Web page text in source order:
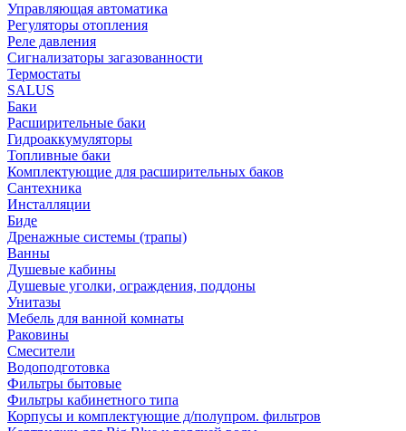
Управляющая автоматика
Регуляторы отопления
Реле давления
Сигнализаторы загазованности
Термостаты
SALUS
Баки
Расширительные баки
Гидроаккумуляторы
Топливные баки
Комплектующие для расширительных баков
Сантехника
Инсталляции
Биде
Дренажные системы (трапы)
Ванны
Душевые кабины
Душевые уголки, ограждения, поддоны
Унитазы
Мебель для ванной комнаты
Раковины
Смесители
Водоподготовка
Фильтры бытовые
Фильтры кабинетного типа
Корпусы и комплектующие д/полупром. фильтров